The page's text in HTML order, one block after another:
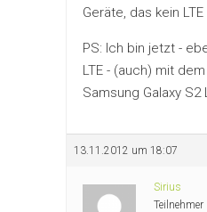
Geräte, das kein
PS: Ich bin jetzt -
LTE - (auch) mit
Samsung Galaxy S2
13.11.2012 um 18:07
Sirius
Teilnehmer